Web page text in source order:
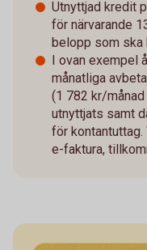
Utnyttjad kredit
för närvarande
belopp som ska
I ovan exempel
månatliga
(1 782 kr/
utnyttjats samt
för
e-faktura,